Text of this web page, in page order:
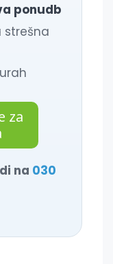
ponudb
strešna
za
na 030